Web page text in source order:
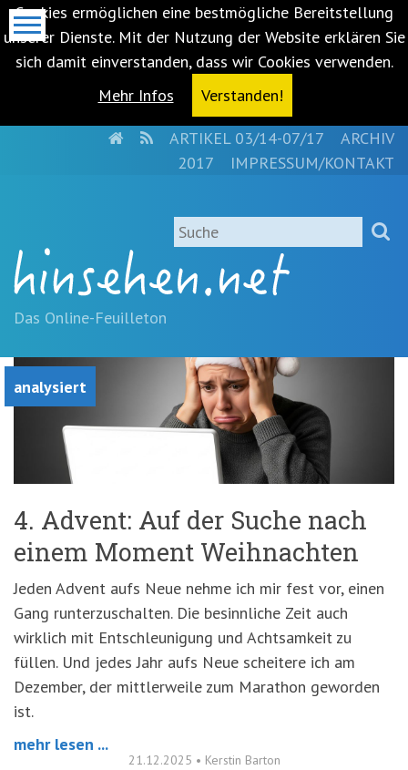
Cookies ermöglichen eine bestmögliche Bereitstellung
unserer Dienste. Mit der Nutzung der Website erklären Sie
sich damit einverstanden, dass wir Cookies verwenden.
Mehr Infos
Verstanden!
springen
(Accesskey
'1')Zur
springen
(Accesskey
'3')Zur
(Accesskey
'2')
HOMERSSARTIKEL 03/14-07/17
ARCHIV
2017
IMPRESSUM/KONTAKT
Suche
Das Online-Feuilleton
analysiert
4. Advent: Auf der Suche nach
einem Moment Weihnachten
Jeden Advent aufs Neue nehme ich mir fest vor, einen
Gang runterzuschalten. Die besinnliche Zeit auch
wirklich mit Entschleunigung und Achtsamkeit zu
füllen. Und jedes Jahr aufs Neue scheitere ich am
Dezember, der mittlerweile zum Marathon geworden
ist.
mehr lesen ...
21.12.2025 • Kerstin Barton